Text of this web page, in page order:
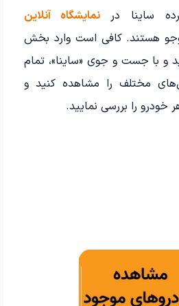
ساینا درنمایشگاه آنلاین
هستند. کافی است وارد بخش
و با جست و جوی «ساینا»، تمام
مختلف را مشاهده کنید و
خودرو را بررسی نمایید.